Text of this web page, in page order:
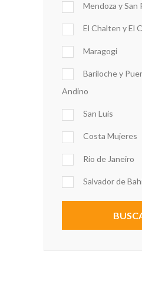
Mendoza y San
El Chalten y El
Maragogi
Bariloche y
Andino
San Luis
Costa Mujeres
Rio de Janeiro
Salvador de